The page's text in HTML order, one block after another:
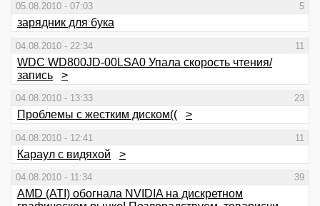
05.08.2010 - 07:03 5
зарядник для бука
04.08.2010 - 22:34 11
WDC WD800JD-00LSA0 Упала скорость чтения/
запись
>
04.08.2010 - 13:33 23
Проблемы с жестким диском(( >
04.08.2010 - 12:41 11
Караул с видяхой >
04.08.2010 - 11:34 39
AMD (ATI) обогнала NVIDIA на дискретном